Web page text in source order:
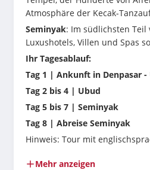
Atmosphäre der Kecak-
Seminyak: Im südlichsten Teil
Luxushotels, Villen und Spas
Ihr Tagesablauf:
Tag 1 | Ankunft in Denpasar -
Tag 2 bis 4 | Ubud
Tag 5 bis 7 | Seminyak
Tag 8 | Abreise Seminyak
Hinweis: Tour mit
Mehr anzeigen